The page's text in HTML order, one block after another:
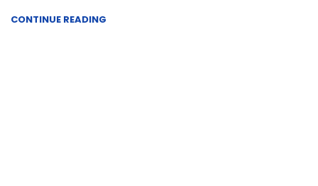
CONTINUE READING